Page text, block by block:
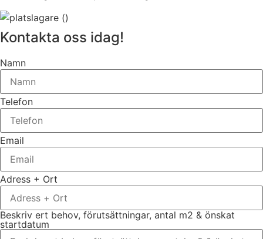
Kontakta oss idag!
Namn
Telefon
Email
Adress + Ort
Beskriv ert behov, förutsättningar, antal m2 & önskat
startdatum